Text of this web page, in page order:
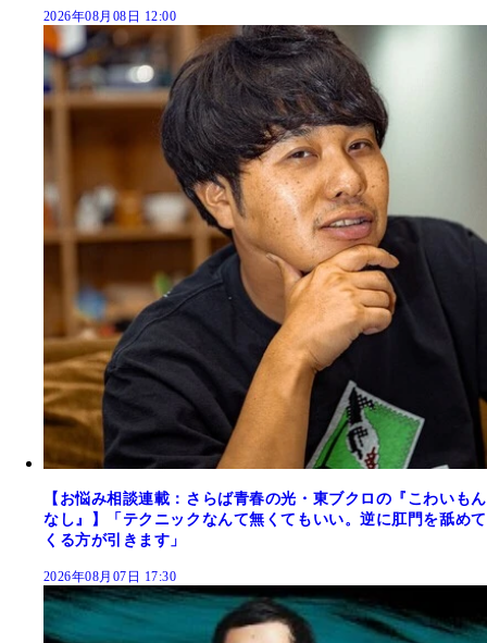
2026年08月08日 12:00
【お悩み相談連載：さらば青春の光・東ブクロの『こわいもん
なし』】「テクニックなんて無くてもいい。逆に肛門を舐めて
くる方が引きます」
2026年08月07日 17:30